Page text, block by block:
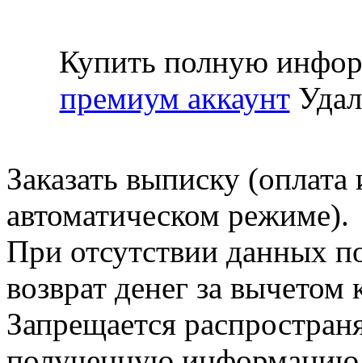
Купить полную
премиум аккаунт
Заказать выписку
автоматическом режиме).
При отсутствии данных
возврат денег за
Запрещается